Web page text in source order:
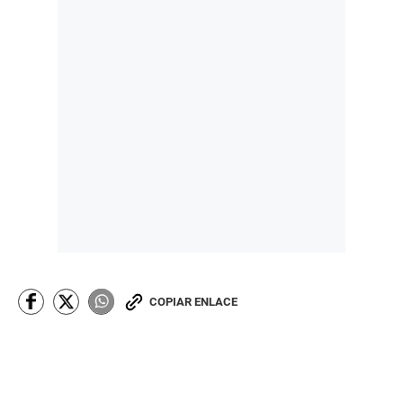
COPIAR ENLACE